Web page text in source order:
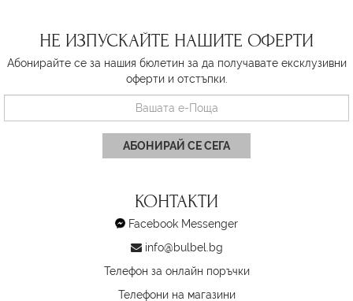
НЕ ИЗПУСКАЙТЕ НАШИТЕ ОФЕРТИ
Абонирайте се за нашия бюлетин за да получавате ексклузивни
оферти и отстъпки.
АБОНИРАЙ СЕ СЕГА
КОНТАКТИ
Facebook Messenger
info@bulbel.bg
Телефон за онлайн поръчки
Телефони на магазини